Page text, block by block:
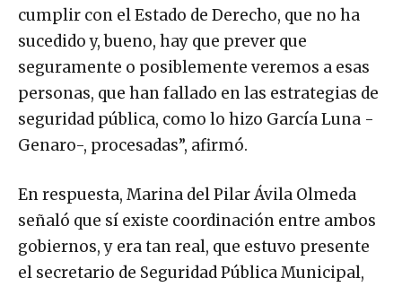
cumplir con el Estado de Derecho, que no ha
sucedido y, bueno, hay que prever que
seguramente o posiblemente veremos a esas
personas, que han fallado en las estrategias de
seguridad pública, como lo hizo García Luna -
Genaro-, procesadas”, afirmó.
En respuesta, Marina del Pilar Ávila Olmeda
señaló que sí existe coordinación entre ambos
gobiernos, y era tan real, que estuvo presente
el secretario de Seguridad Pública Municipal,